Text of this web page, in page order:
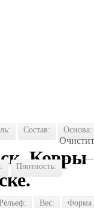
Состав: Основа:
Плотность:
Вес: Форма
Ковры